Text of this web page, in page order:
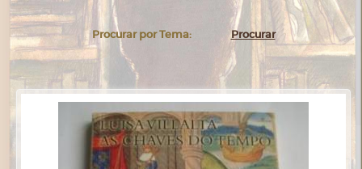
Procurar por Tema: Procurar